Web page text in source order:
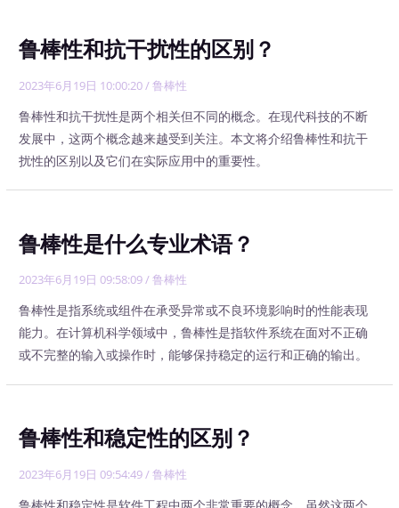
鲁棒性和抗干扰性的区别？
2023年6月19日 10:00:20/鲁棒性
鲁棒性和抗干扰性是两个相关但不同的概念。在现代科技的不断
发展中，这两个概念越来越受到关注。本文将介绍鲁棒性和抗干
扰性的区别以及它们在实际应用中的重要性。
鲁棒性是什么专业术语？
2023年6月19日 09:58:09/鲁棒性
鲁棒性是指系统或组件在承受异常或不良环境影响时的性能表现
能力。在计算机科学领域中，鲁棒性是指软件系统在面对不正确
或不完整的输入或操作时，能够保持稳定的运行和正确的输出。
鲁棒性和稳定性的区别？
2023年6月19日 09:54:49/鲁棒性